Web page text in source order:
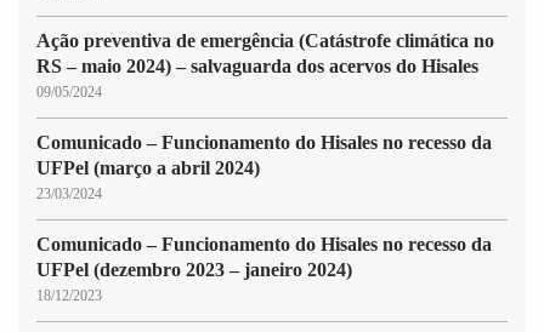
Ação preventiva de emergência (Catástrofe climática no
RS – maio 2024) – salvaguarda dos acervos do Hisales
09/05/2024
Comunicado – Funcionamento do Hisales no recesso da
UFPel (março a abril 2024)
23/03/2024
Comunicado – Funcionamento do Hisales no recesso da
UFPel (dezembro 2023 – janeiro 2024)
18/12/2023